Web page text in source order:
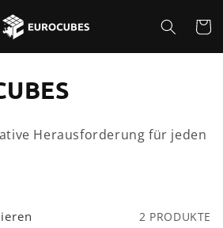
Herausforderung für jeden
2 PRODUKTE